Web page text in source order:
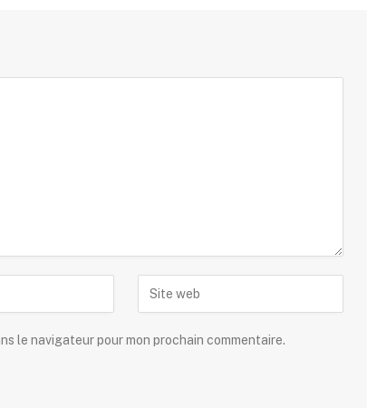
le navigateur pour mon prochain commentaire.